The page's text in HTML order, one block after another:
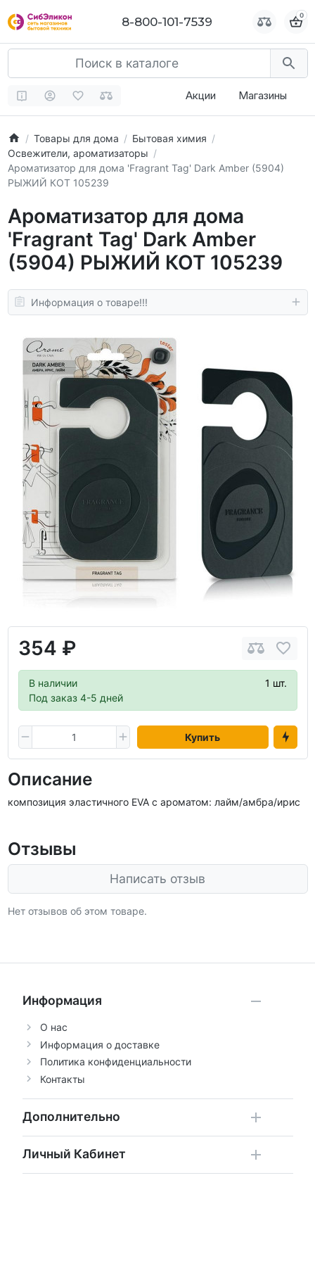
8-800-101-7539 0
Акции Магазины
Товары для дома
Бытовая химия
Освежители, ароматизаторы
Ароматизатор для дома 'Fragrant Tag' Dark Amber (5904)
РЫЖИЙ КОТ 105239
Ароматизатор для дома
'Fragrant Tag' Dark Amber
(5904) РЫЖИЙ КОТ 105239
Информация о товаре!!!
354 ₽
В наличии
1 шт.
Под заказ 4-5 дней
Купить
Описание
композиция эластичного EVA c ароматом: лайм/амбра/ирис
Отзывы
Написать отзыв
Нет отзывов об этом товаре.
Информация
О нас
Информация о доставке
Политика конфиденциальности
Контакты
Дополнительно
Личный Кабинет
8-800-101-7539 0